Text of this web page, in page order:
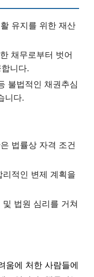
유지를 위한 재산
채무로부터 벗어
니다.
불법적인 채권추심
니다.
법률상 자격 조건
적인 변제 계획을
법원 심리를 거쳐
움에 처한 사람들에